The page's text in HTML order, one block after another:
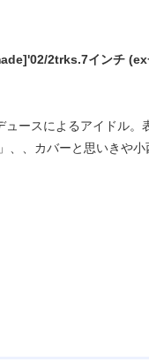
2trks.7インチ
ースによるアイドル
、カバーと思いきや小